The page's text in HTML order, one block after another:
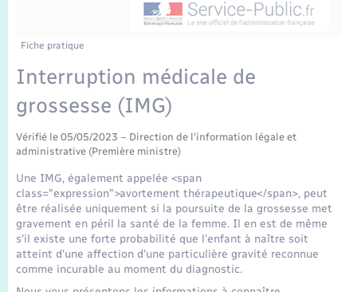
Mariage – PACS
Parrainage civil
Recensement
Fiche pratique
Interruption médicale de
grossesse (IMG)
Vérifié le 05/05/2023 – Direction de l'information légale et
administrative (Première ministre)
Une IMG, également appelée <span
class="expression">avortement thérapeutique</span>, peut
être réalisée uniquement si la poursuite de la grossesse met
gravement en péril la santé de la femme. Il en est de même
s'il existe une forte probabilité que l'enfant à naître soit
atteint d'une affection d'une particulière gravité reconnue
comme incurable au moment du diagnostic.